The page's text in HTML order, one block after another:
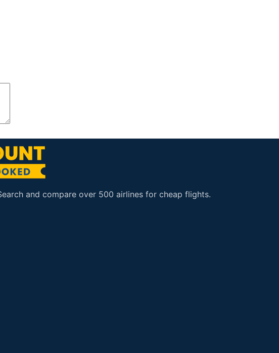
and compare over 500 airlines for cheap flights.